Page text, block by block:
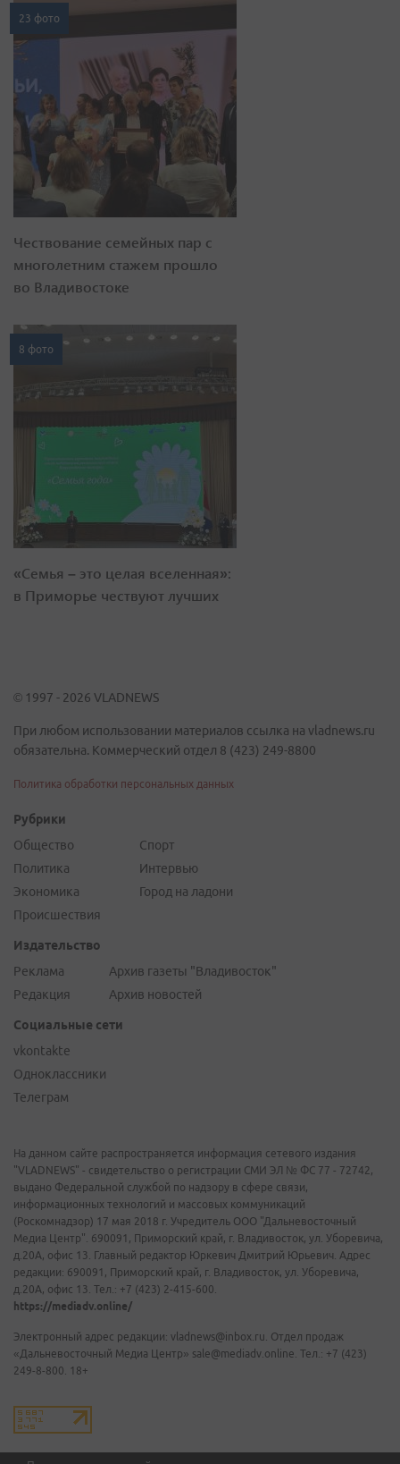
23 фото
Чествование семейных пар с
многолетним стажем прошло
во Владивостоке
8 фото
«Семья – это целая вселенная»:
в Приморье чествуют лучших
© 1997 - 2026 VLADNEWS
При любом использовании материалов ссылка на vladnews.ru
обязательна. Коммерческий отдел 8 (423) 249-8800
Политика обработки персональных данных
Рубрики
Общество
Политика
Экономика
Происшествия
Спорт
Интервью
Город на ладони
Издательство
Реклама
Редакция
Архив газеты "Владивосток"
Архив новостей
Социальные сети
vkontakte
Одноклассники
Телеграм
На данном сайте распространяется информация сетевого издания
"VLADNEWS" - свидетельство о регистрации СМИ ЭЛ № ФС 77 - 72742,
выдано Федеральной службой по надзору в сфере связи,
информационных технологий и массовых коммуникаций
(Роскомнадзор) 17 мая 2018 г. Учредитель ООО "Дальневосточный
Медиа Центр". 690091, Приморский край, г. Владивосток, ул. Уборевича,
д.20А, офис 13. Главный редактор Юркевич Дмитрий Юрьевич. Адрес
редакции: 690091, Приморский край, г. Владивосток, ул. Уборевича,
д.20А, офис 13. Тел.: +7 (423) 2-415-600.
https://mediadv.online/
Электронный адрес редакции: vladnews@inbox.ru. Отдел продаж
«Дальневосточный Медиа Центр» sale@mediadv.online. Тел.: +7 (423)
249-8-800. 18+